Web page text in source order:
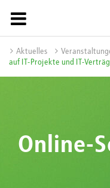
Aktuelles
auf IT-Projekte und IT-
Online-